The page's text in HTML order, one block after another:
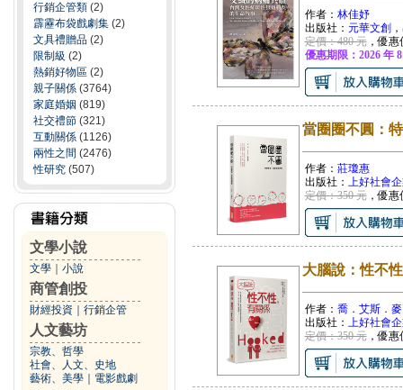
行銷企管類 (2)
霹靂布袋戲劇集 (2)
文具禮贈品 (2)
限制級 (2)
熱銷好物區 (2)
親子關係 (3764)
家庭婚姻 (819)
社交禮節 (321)
互動關係 (1126)
兩性之間 (2476)
性研究 (507)
文學小說
文學 小說
商管創投
財經投資 行銷企管
人文藝坊
宗教、哲學
社會、人文、史地
藝術、美學
電影戲劇
作者： 林佳妤
出版社： 元華文創
定價：480 元，優惠
優惠期限：2026 年
當圈圈不圓：
作者： 莊瓊惠
出版社： 上好社會
定價：350 元，優惠
大腦說：性不
作者： 喬．艾斯．
出版社： 上好社會
定價：350 元，優惠